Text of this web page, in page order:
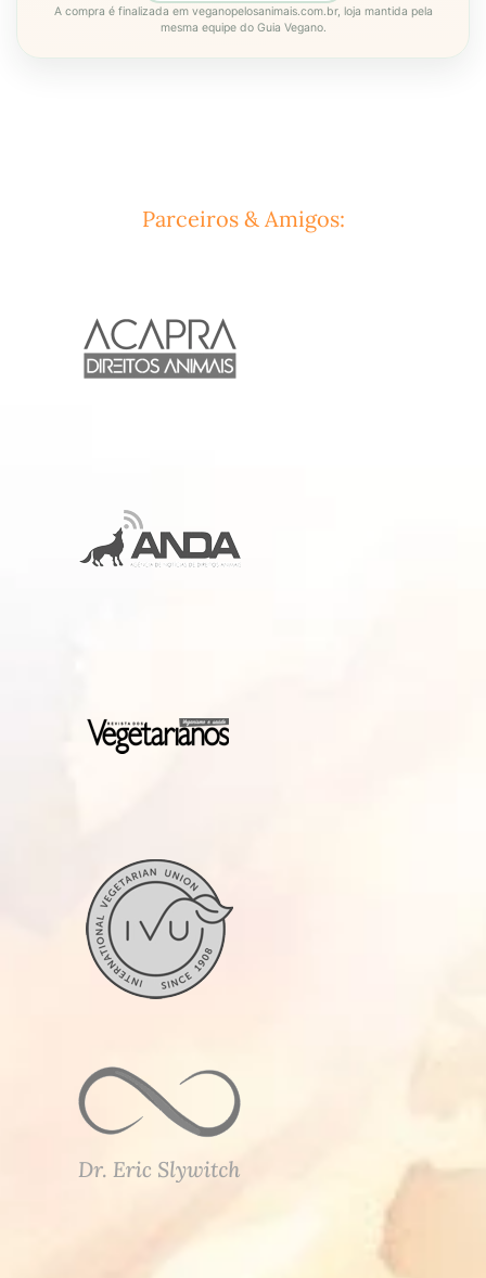
A compra é finalizada em veganopelosanimais.com.br, loja mantida pela
mesma equipe do Guia Vegano.
Parceiros & Amigos: